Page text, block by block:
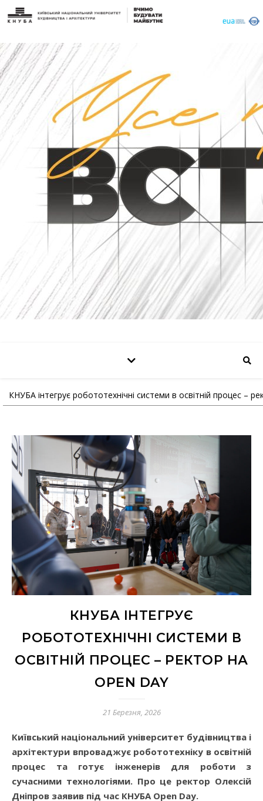
КНУБА інтегрує робототехнічні системи в освітній процес –
КНУБА ІНТЕГРУЄ
РОБОТОТЕХНІЧНІ СИСТЕМИ В
ОСВІТНІЙ ПРОЦЕС – РЕКТОР НА
OPEN DAY
21 Березня, 2026
Київський національний університет будівництва і
архітектури впроваджує робототехніку в освітній
процес та готує інженерів для роботи з
сучасними технологіями. Про це ректор Олексій
Дніпров заявив під час КНУБА Open Day.